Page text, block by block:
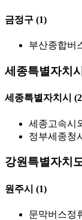
금정구 (1)
부산종합버
세종특별자치
세종특별자치시
세종고속시
정부세종청
강원특별자치
원주시 (1)
문막버스정